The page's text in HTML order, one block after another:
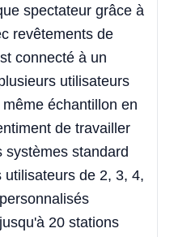
spectateur grâce à
revêtements de
connecté à un
utilisateurs
échantillon en
de travailler
systèmes standard
de 2, 3, 4,
20 stations